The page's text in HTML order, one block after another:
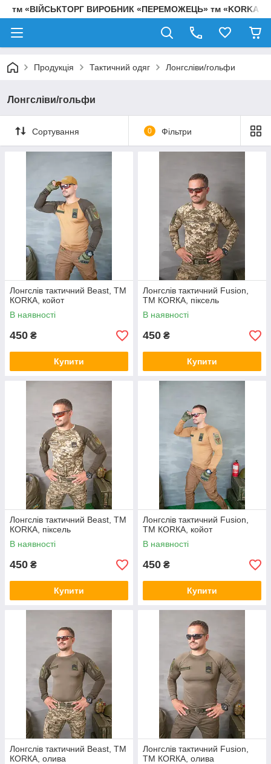
тм «ВІЙСЬКТОРГ ВИРОБНИК «ПЕРЕМОЖЕЦЬ» тм «KORKA»
Продукція Тактичний одяг Лонгсліви/гольфи
Лонгсліви/гольфи
Сортування 0 Фільтри
Лонгслів тактичний Beast, ТМ
КОRКА, койот
В наявності
450 ₴
Купити
Лонгслів тактичний Fusion,
ТМ КОRКА, піксель
В наявності
450 ₴
Купити
Лонгслів тактичний Beast, ТМ
КОRКА, піксель
В наявності
450 ₴
Купити
Лонгслів тактичний Fusion,
ТМ КОRКА, койот
В наявності
450 ₴
Купити
Лонгслів тактичний Beast, ТМ
КОRКА, олива
Лонгслів тактичний Fusion,
ТМ КОRКА, олива